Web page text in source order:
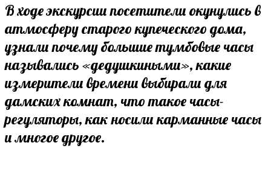
В ходе экскурсии посетители окунулись в
атмосферу старого купеческого дома,
узнали почему большие тумбовые часы
назывались «дедушкиными», какие
измерители времени выбирали для
дамских комнат, что такое часы-
регуляторы, как носили карманные часы
и многое другое.